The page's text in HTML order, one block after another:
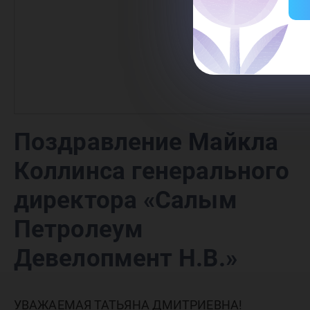
Поздравление Майкла
Коллинса генерального
директора «Салым
Петролеум
Девелопмент Н.В.»
УВАЖАЕМАЯ ТАТЬЯНА ДМИТРИЕВНА!